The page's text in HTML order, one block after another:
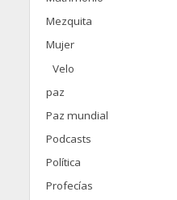
Mezquita
Mujer
Velo
paz
Paz mundial
Podcasts
Política
Profecías